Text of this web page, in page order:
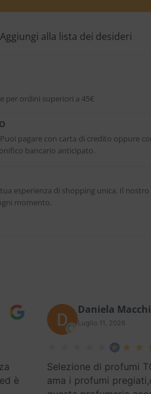
Aggiungi alla lista dei desideri
per ordini superiori a 45€
pagare con carta di credito oppure
bancario anticipato.
esperienza di shopping unica. Il
momento.
è
Daniela
Luglio 11, 2026
Selezione di profumi
ama i profumi